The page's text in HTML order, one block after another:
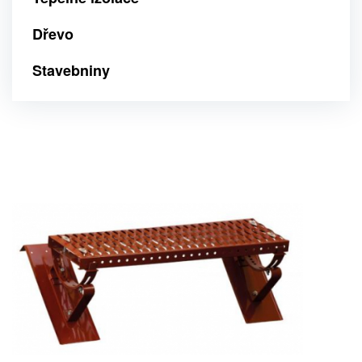
Dřevo
Stavebniny